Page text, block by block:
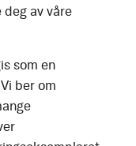
deg av våre
som en
ber om